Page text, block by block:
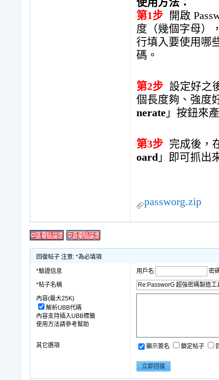
使用方法：
第1步 開啟
度（幾個字母）
行填入要使用哪
碼。
第2步 設定好之
個長度夠、強度
nerate 」按鈕來
第3步 完成後，
oard 」即可抓出
passworg.zip
回復帖子 注意: *為必填項
*驗證信息 用戶名
密
*帖子名稱
內容(最大25K)
解析UBB代碼
內容支持插入UBB標籤
使用方法請參考幫助
其它選項 顯示簽名 鎖定帖子